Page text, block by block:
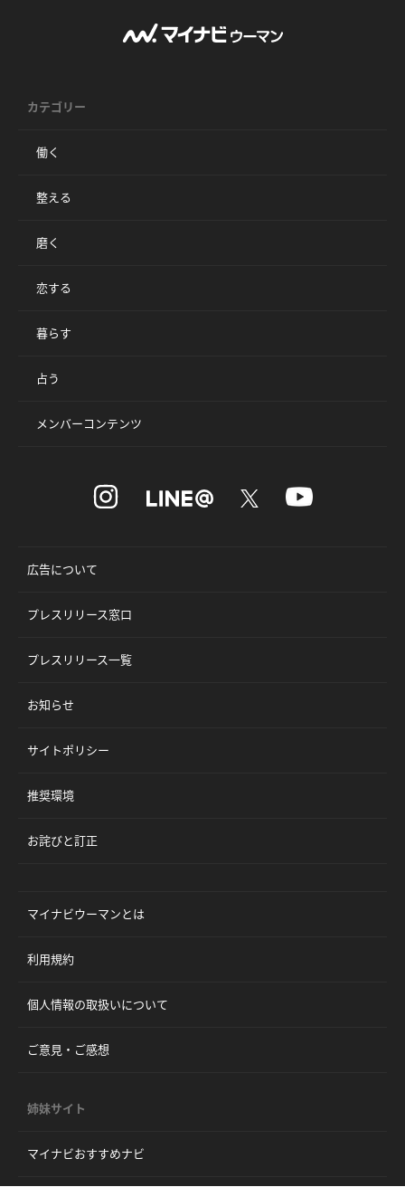
カテゴリー
働く
整える
磨く
恋する
暮らす
占う
メンバーコンテンツ
広告について
プレスリリース窓口
プレスリリース一覧
お知らせ
サイトポリシー
推奨環境
お詫びと訂正
マイナビウーマンとは
利用規約
個人情報の取扱いについて
ご意見・ご感想
姉妹サイト
マイナビおすすめナビ